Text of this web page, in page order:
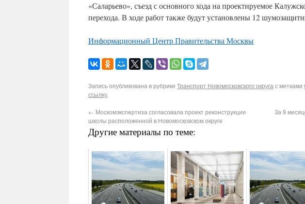
«Саларьево», съезд с основного хода на проектируемое
перехода. В ходе работ также будут установлены 12
Информационный Центр Правительства Москвы
Запись опубликована в рубрике Транспорт Новомосковского округа с метками
ссылку.
← Москомэкспертиза согласовала проект реконструкции
школы расположенной в Новомосковском округе
За 9
Другие материалы по теме: